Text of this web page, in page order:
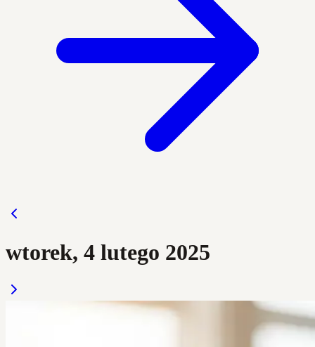
wtorek, 4 lutego 2025